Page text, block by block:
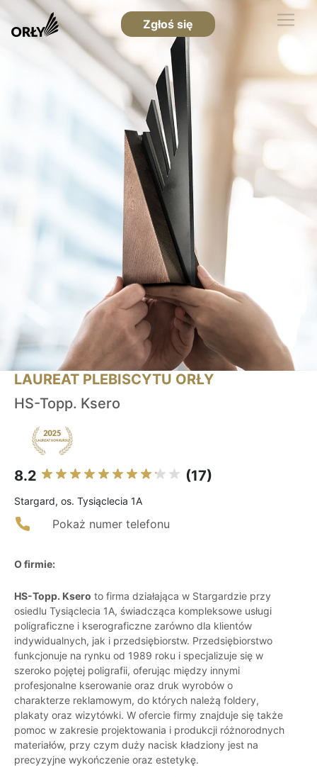
Zgłoś się
LAUREAT PLEBISCYTU ORŁY
HS-Topp. Ksero
8.2 (17)
Stargard, os. Tysiąclecia 1A
Pokaż numer telefonu
O firmie:
HS-Topp. Ksero to firma działająca w Stargardzie przy
osiedlu Tysiąclecia 1A, świadcząca kompleksowe usługi
poligraficzne i kserograficzne zarówno dla klientów
indywidualnych, jak i przedsiębiorstw. Przedsiębiorstwo
funkcjonuje na rynku od 1989 roku i specjalizuje się w
szeroko pojętej poligrafii, oferując między innymi
profesjonalne kserowanie oraz druk wyrobów o
charakterze reklamowym, do których należą foldery,
plakaty oraz wizytówki. W ofercie firmy znajduje się także
pomoc w zakresie projektowania i produkcji różnorodnych
materiałów, przy czym duży nacisk kładziony jest na
precyzyjne wykończenie oraz estetykę.